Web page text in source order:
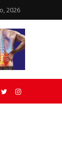
2026